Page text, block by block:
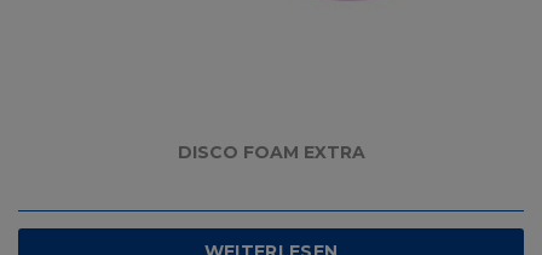
DISCO FOAM EXTRA